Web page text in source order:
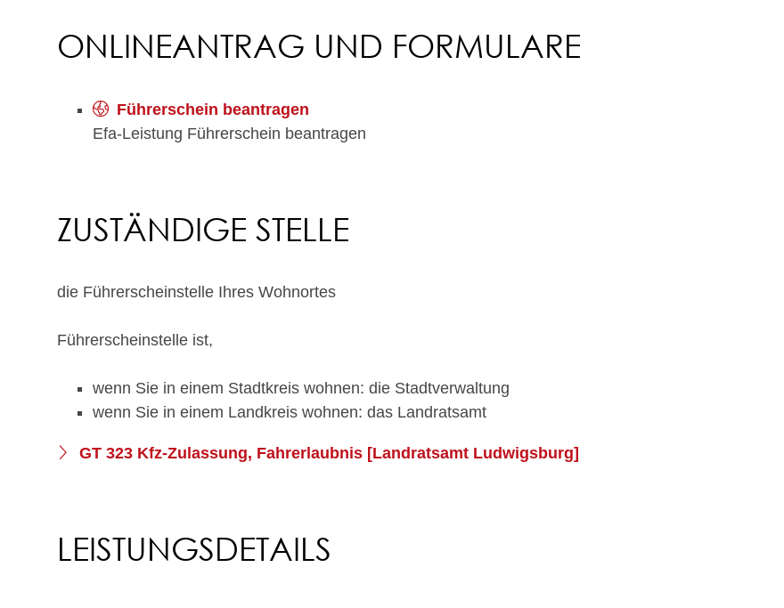
ONLINEANTRAG UND FORMULARE
Führerschein beantragen
Efa-Leistung Führerschein beantragen
ZUSTÄNDIGE STELLE
die Führerscheinstelle Ihres Wohnortes
Führerscheinstelle ist,
wenn Sie in einem Stadtkreis wohnen: die Stadtverwaltung
wenn Sie in einem Landkreis wohnen: das Landratsamt
GT 323 Kfz-Zulassung, Fahrerlaubnis [Landratsamt Ludwigsburg]
LEISTUNGSDETAILS